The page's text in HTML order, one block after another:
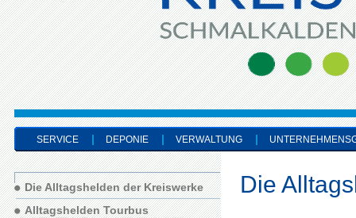
SERVICE DEPONIE VERWALTUNG
Die
Die Alltagshelden der Kreiswerke
Alltagshelden Tourbus